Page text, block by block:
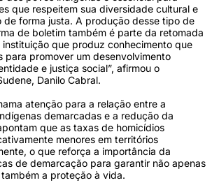
que respeitem sua diversidade cultural e
de forma justa. A produção desse tipo de
de boletim também é parte da retomada
que produz conhecimento que
para promover um desenvolvimento
e justiça social”, afirmou o
Danilo Cabral.
atenção para a relação entre a
demarcadas e a redução da
que as taxas de homicídios
menores em territórios
o que reforça a importância da
de demarcação para garantir não apenas
a proteção à vida.